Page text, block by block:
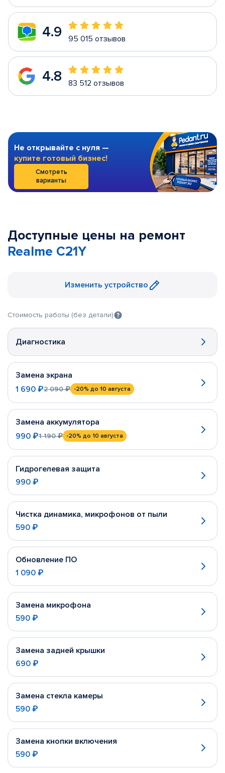
4.9 95 015 отзывов
4.8 83 512 отзывов
Не открывайте с нуля —
купите готовый бизнес!
Смотреть
варианты
Доступные цены на ремонт
Realme C21Y
Изменить устройство
Стоимость работы (без детали)
Диагностика
Замена экрана
1 690 ₽2 090 ₽ -20% до 10 августа
Замена аккумулятора
990 ₽1 190 ₽ -20% до 10 августа
Гидрогелевая защита
990 ₽
Чистка динамика, микрофонов от пыли
590 ₽
Обновление ПО
1 090 ₽
Замена микрофона
590 ₽
Замена задней крышки
690 ₽
Замена стекла камеры
590 ₽
Замена кнопки включения
590 ₽